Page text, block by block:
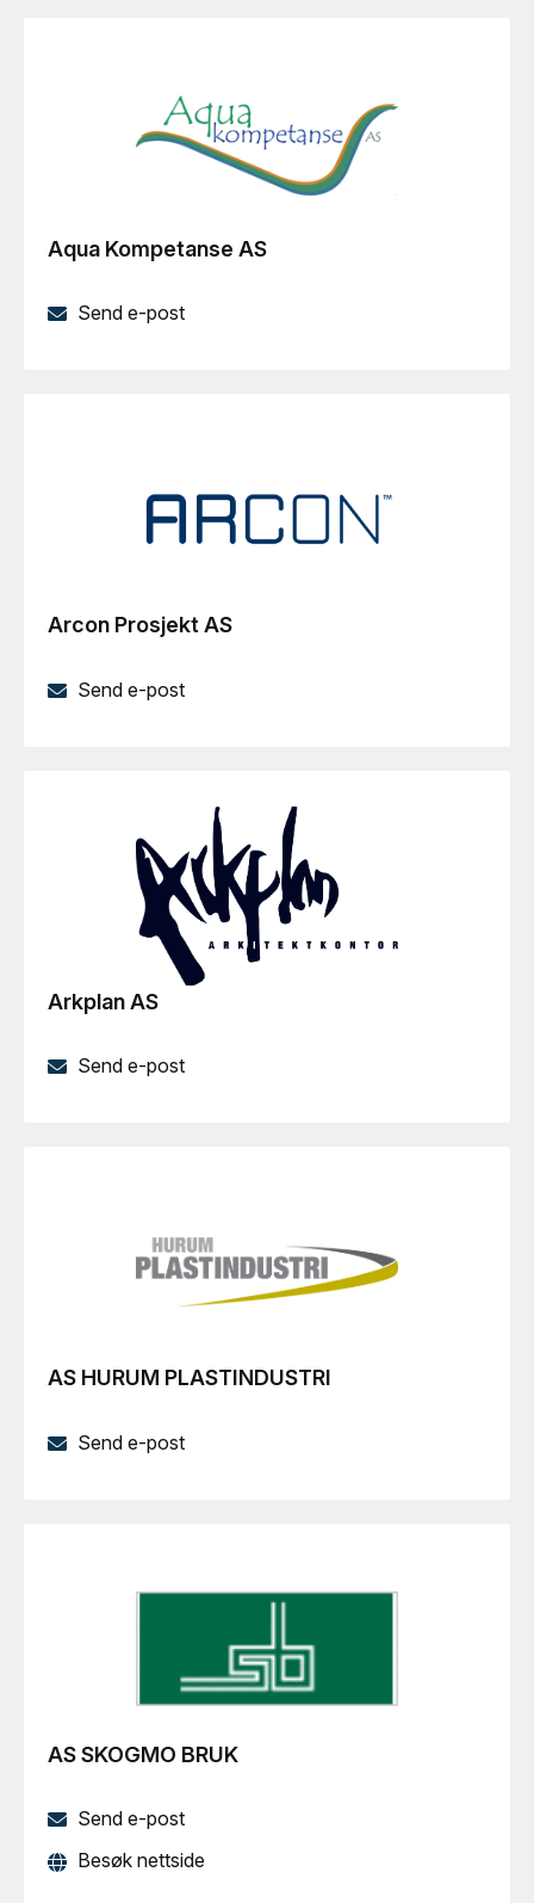
Aqua Kompetanse AS
Send e-post
Arcon Prosjekt AS
Send e-post
Arkplan AS
Send e-post
AS HURUM PLASTINDUSTRI
Send e-post
AS SKOGMO BRUK
Send e-post
Besøk nettside